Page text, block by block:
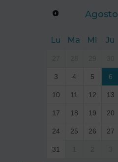
Agosto
Lu Ma Mi Ju
3 4 5 6
10 11 12 13
17 18 19 20
24 25 26 27
31